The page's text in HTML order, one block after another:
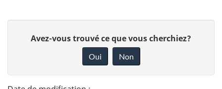
t n
Avez-vous trouvé ce que vous cherchiez?
Oui Non